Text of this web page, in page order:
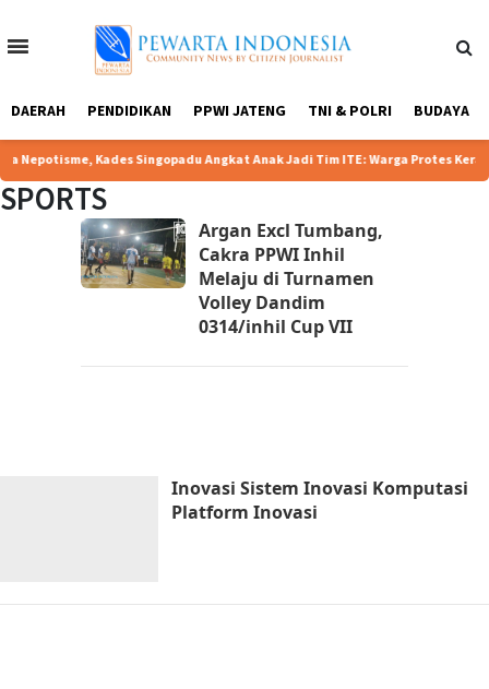
Home
Tentang
Redaksi
Kebijakan
DAERAH PENDIDIKAN PPWI JATENG TNI & POLRI BUDAYA
Kades Singopadu Angkat Anak Jadi Tim ITE: Warga Protes Keras |
SPORTS
Argan Excl Tumbang,
Cakra PPWI Inhil
Melaju di Turnamen
Volley Dandim
0314/inhil Cup VII
Inovasi Sistem Inovasi Komputasi
Platform Inovasi